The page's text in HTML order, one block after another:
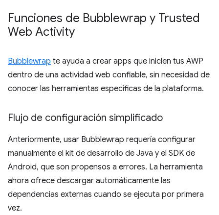
Funciones de Bubblewrap y Trusted
Web Activity
Bubblewrap te ayuda a crear apps que inicien tus AWP
dentro de una actividad web confiable, sin necesidad de
conocer las herramientas específicas de la plataforma.
Flujo de configuración simplificado
Anteriormente, usar Bubblewrap requería configurar
manualmente el kit de desarrollo de Java y el SDK de
Android, que son propensos a errores. La herramienta
ahora ofrece descargar automáticamente las
dependencias externas cuando se ejecuta por primera
vez.